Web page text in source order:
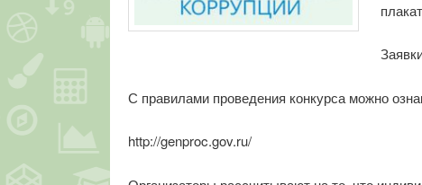
С правилами проведения конкурса можно
http://genproc.gov.ru/